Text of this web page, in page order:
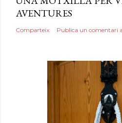
AVENTURES
Comparteix Publica un comentari